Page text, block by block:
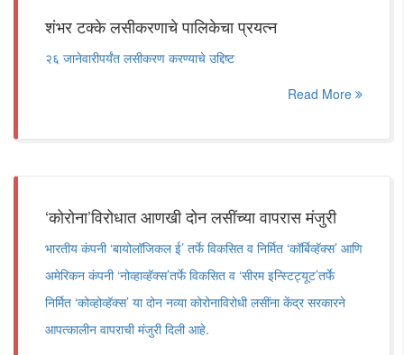
शंभर टक्के लसीकरणाचे पालिकेचा प्रयत्न
२६ जानेवारीपर्यंत लसीकरण करण्याचे उद्दिष्ट
Read More
‘कोरोना’विरोधात आणखी दोन लसींच्या वापरास मंजुरी
भारतीय कंपनी ‘बायोलॉजिकल ई’ तर्फे विकसित व निर्मित ‘कॉर्बिव्हॅक्स’ आणि
अमेरिकन कंपनी ‘नोव्हाव्हॅक्स’तर्फे विकसित व ‘सीरम इन्स्टिट्यूट’तर्फे
निर्मित ‘कोव्होव्हॅक्स’ या दोन नव्या कोरोनाविरोधी लसींना केंद्र सरकारने
आपत्कालीन वापराची मंजुरी दिली आहे.